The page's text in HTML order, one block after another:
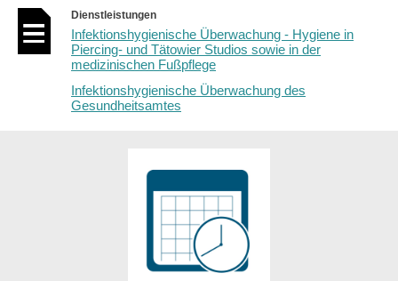
Dienstleistungen
Infektionshygienische Überwachung - Hygiene in
Piercing- und Tätowier Studios sowie in der
medizinischen Fußpflege
Infektionshygienische Überwachung des
Gesundheitsamtes